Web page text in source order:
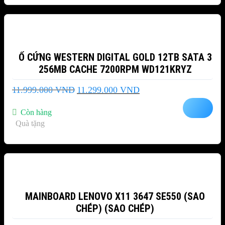
Ổ CỨNG WESTERN DIGITAL GOLD 12TB SATA 3
256MB CACHE 7200RPM WD121KRYZ
11.999.000VND Giá
11.299.000 VNDGiá
Còn hàng
Quà tặng
MAINBOARD LENOVO X11 3647 SE550 (SAO
CHÉP) (SAO CHÉP)